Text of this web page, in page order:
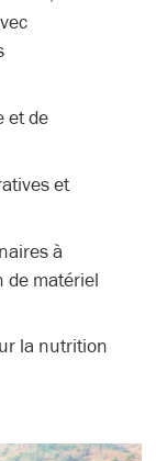
et de
et
à
de matériel
la nutrition